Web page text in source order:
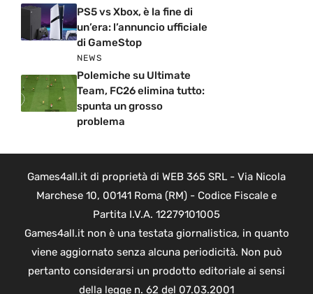
PS5 vs Xbox, è la fine di
un’era: l’annuncio ufficiale
di GameStop
NEWS
Polemiche su Ultimate
Team, FC26 elimina tutto:
spunta un grosso
problema
Games4all.it di proprietà di WEB 365 SRL - Via Nicola
Marchese 10, 00141 Roma (RM) - Codice Fiscale e
Partita I.V.A. 12279101005
Games4all.it non è una testata giornalistica, in quanto
viene aggiornato senza alcuna periodicità. Non può
pertanto considerarsi un prodotto editoriale ai sensi
della legge n. 62 del 07.03.2001